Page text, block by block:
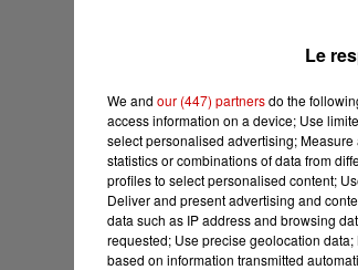
Le
We and our (447) partnersdo the
access information on a device; Use
select personalised advertising;
statistics or combinations of data from
profiles to select personalised content;
Deliver and present advertising and
data such as IP address and browsing
requested; Use precise geolocation
based on information transmitted